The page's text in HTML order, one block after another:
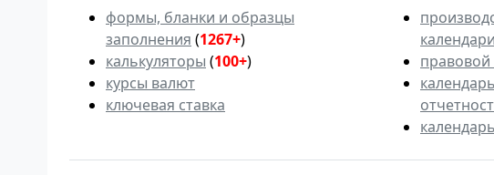
формы, бланки и образцы
заполнения (1267+)
калькуляторы (100+)
курсы валют
ключевая ставка
календари
правовой